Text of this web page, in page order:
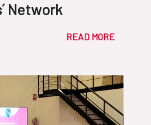
Network
READ MORE